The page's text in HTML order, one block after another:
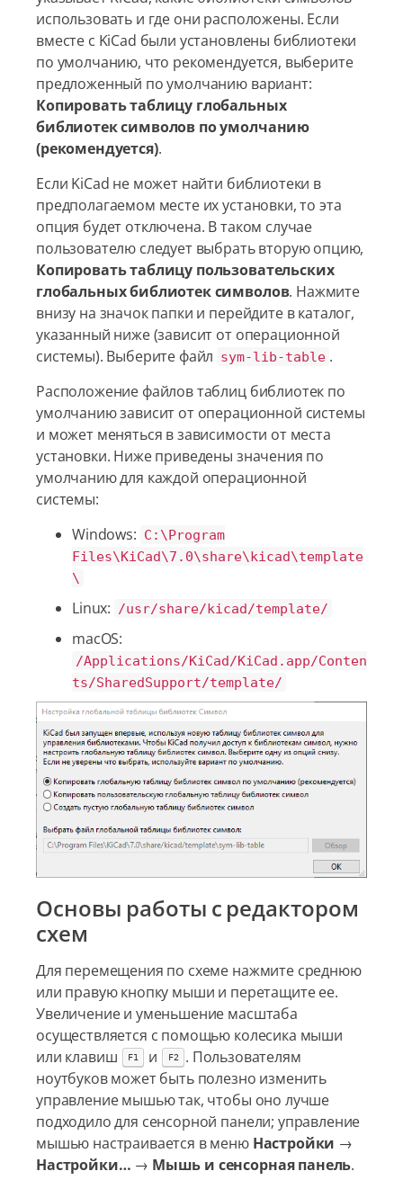
использовать и где они расположены. Если
вместе с KiCad были установлены библиотеки
по умолчанию, что рекомендуется, выберите
предложенный по умолчанию вариант:
Копировать таблицу глобальных
библиотек символов по умолчанию
(рекомендуется).
Если KiCad не может найти библиотеки в
предполагаемом месте их установки, то эта
опция будет отключена. В таком случае
пользователю следует выбрать вторую опцию,
Копировать таблицу пользовательских
глобальных библиотек символов. Нажмите
внизу на значок папки и перейдите в каталог,
указанный ниже (зависит от операционной
системы). Выберите файл sym-lib-table .
Расположение файлов таблиц библиотек по
умолчанию зависит от операционной системы
и может меняться в зависимости от места
установки. Ниже приведены значения по
умолчанию для каждой операционной
системы:
Windows: C:\Program
Files\KiCad\7.0\share\kicad\template
\
Linux: /usr/share/kicad/template/
macOS:
/Applications/KiCad/KiCad.app/Conten
ts/SharedSupport/template/
Основы работы с редактором
схем
Для перемещения по схеме нажмите среднюю
или правую кнопку мыши и перетащите ее.
Увеличение и уменьшение масштаба
осуществляется с помощью колесика мыши
или клавиш
F1 и F2
. Пользователям
ноутбуков может быть полезно изменить
управление мышью так, чтобы оно лучше
подходило для сенсорной панели; управление
мышью настраивается в меню Настройки →
Настройки… → Мышь и сенсорная панель.